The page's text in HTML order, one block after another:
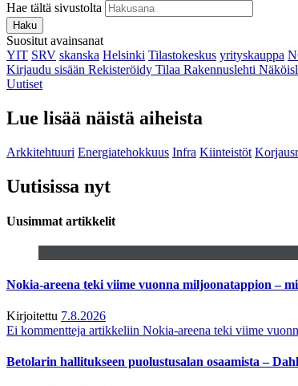
Hae tältä sivustolta
Haku
Suositut avainsanat
YIT SRV skanska Helsinki Tilastokeskus yrityskauppa
Kirjaudu sisään Rekisteröidy Tilaa Rakennuslehti
Uutiset
Lue lisää näistä aiheista
Arkkitehtuuri Energiatehokkuus Infra Kiinteistöt
Uutisissa nyt
Uusimmat artikkelit
Nokia-areena teki viime vuonna miljoonatappion –
Kirjoitettu 7.8.2026
Ei kommentteja artikkeliin Nokia-areena teki viime
Betolarin hallitukseen puolustusalan osaamista –